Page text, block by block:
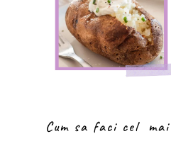
Cum sa faci cel